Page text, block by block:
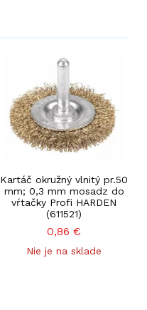
Kartáč okružný vlnitý pr.50
mm; 0,3 mm mosadz do
vŕtačky Profi HARDEN
(611521)
0,86 €
Nie je na sklade